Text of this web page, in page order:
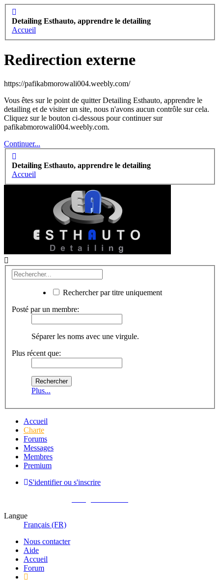
Detailing Esthauto, apprendre le detailing
Accueil
Redirection externe
https://pafikabmorowali004.weebly.com/
Vous êtes sur le point de quitter Detailing Esthauto, apprendre le
detailing et de visiter un site, nous n'avons aucun contrôle sur cela.
Cliquez sur le bouton ci-dessous pour continuer sur
pafikabmorowali004.weebly.com.
Continuer...
Detailing Esthauto, apprendre le detailing
Accueil
Rechercher par titre uniquement
Posté par un membre:
Séparer les noms avec une virgule.
Plus récent que:
Plus...
Accueil
Charte
Forums
Messages
Membres
Premium
S'identifier ou s'inscrire
Langue
Français (FR)
Nous contacter
Aide
Accueil
Forum